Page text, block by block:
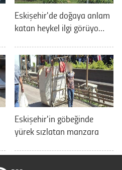
Eskişehir'de doğaya anlam
katan heykel ilgi görüyo…
Eskişehir'in göbeğinde
yürek sızlatan manzara